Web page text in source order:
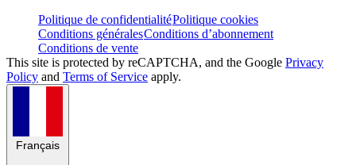
Politique de confidentialitéPolitique cookies
Conditions généralesConditions d’abonnement
Conditions de vente
This site is protected by reCAPTCHA, and the Google Privacy
Policy and Terms of Service apply.
Français